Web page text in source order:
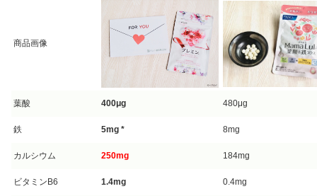
商品画像
葉酸 400μg 480μg
鉄 5mg * 8mg
カルシウム 250mg 184mg
ビタミンB6 1.4mg 0.4mg